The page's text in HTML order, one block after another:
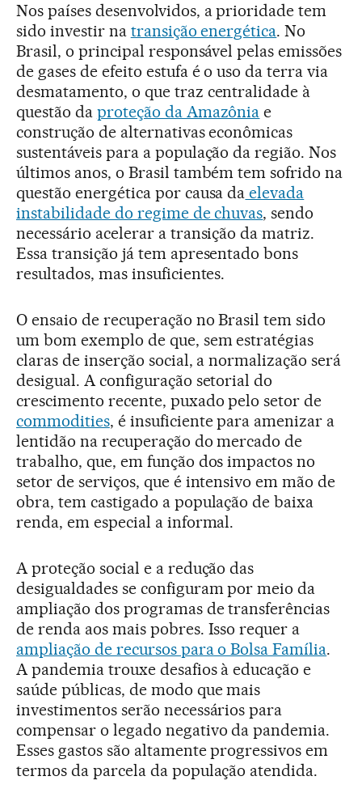
Nos países desenvolvidos, a prioridade tem
sido investir na transição energética. No
Brasil, o principal responsável pelas emissões
de gases de efeito estufa é o uso da terra via
desmatamento, o que traz centralidade à
questão da proteção da Amazônia e
construção de alternativas econômicas
sustentáveis para a população da região. Nos
últimos anos, o Brasil também tem sofrido na
questão energética por causa da elevada
instabilidade do regime de chuvas, sendo
necessário acelerar a transição da matriz.
Essa transição já tem apresentado bons
resultados, mas insuficientes.
O ensaio de recuperação no Brasil tem sido
um bom exemplo de que, sem estratégias
claras de inserção social, a normalização será
desigual. A configuração setorial do
crescimento recente, puxado pelo setor de
commodities, é insuficiente para amenizar a
lentidão na recuperação do mercado de
trabalho, que, em função dos impactos no
setor de serviços, que é intensivo em mão de
obra, tem castigado a população de baixa
renda, em especial a informal.
A proteção social e a redução das
desigualdades se configuram por meio da
ampliação dos programas de transferências
de renda aos mais pobres. Isso requer a
ampliação de recursos para o Bolsa Família.
A pandemia trouxe desafios à educação e
saúde públicas, de modo que mais
investimentos serão necessários para
compensar o legado negativo da pandemia.
Esses gastos são altamente progressivos em
termos da parcela da população atendida.